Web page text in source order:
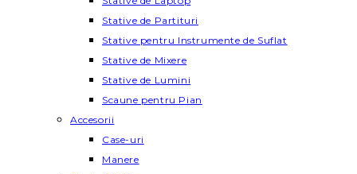
Stative de Partituri
Stative pentru Instrumente de Suflat
Stative de Mixere
Stative de Lumini
Scaune pentru Pian
Accesorii
Case-uri
Manere